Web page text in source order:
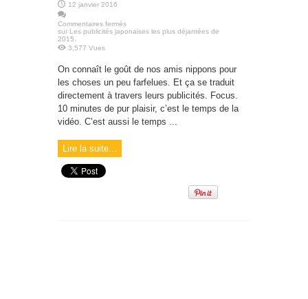
12 janvier 2016
Commentaires fermés
sur Les publicités japonaises les plus déjantées de
2015.
3,577 Vues
On connaît le goût de nos amis nippons pour
les choses un peu farfelues. Et ça se traduit
directement à travers leurs publicités. Focus.
10 minutes de pur plaisir, c’est le temps de la
vidéo. C’est aussi le temps ...
Lire la suite...